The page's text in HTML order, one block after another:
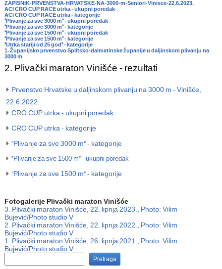
ZAPISNIK-PRVENSTVA-HRVATSKE-NA-3000-m-Seniori-Vinisce-22.6.2023.
ACI CRO CUP RACE utrka - ukupni poredak
ACI CRO CUP RACE utrka - kategorije
"Plivanje za sve 3000 m" - ukupni poredak
"Plivanje za sve 3000 m" - kategorije
"Plivanje za sve 1500 m" - ukupni poredak
"Plivanje za sve 1500 m" - kategorije
"Utrka stariji od 25 god" - kategorije
1. Županijsko prvenstvo Splitsko-dalmatinske županije u daljinskom plivanju na
3000 m
2. Plivački maraton Vinišće - rezultati
Prvenstvo Hrvatske u daljinskom plivanju na 3000 m - Vinišće,
22.6.2022.
CRO CUP utrka - ukupni poredak
CRO CUP utrka - kategorije
"Plivanje za sve 3000 m" - kategorije
"Plivanje za sve 1500 m" - ukupni poredak
"Plivanje za sve 1500 m" - kategorije
Fotogalerije Plivački maraton Vinišće
3. Plivački maraton Vinišće, 22. lipnja 2023., Photo: Vilim
Bujević/Photo studio V
2. Plivački maraton Vinišće, 22. lipnja 2022., Photo: Vilim
Bujević/Photo studio V
1. Plivački maraton Vinišće, 26. lipnja 2021., Photo: Vilim
Bujević/Photo studio V
Pretraga